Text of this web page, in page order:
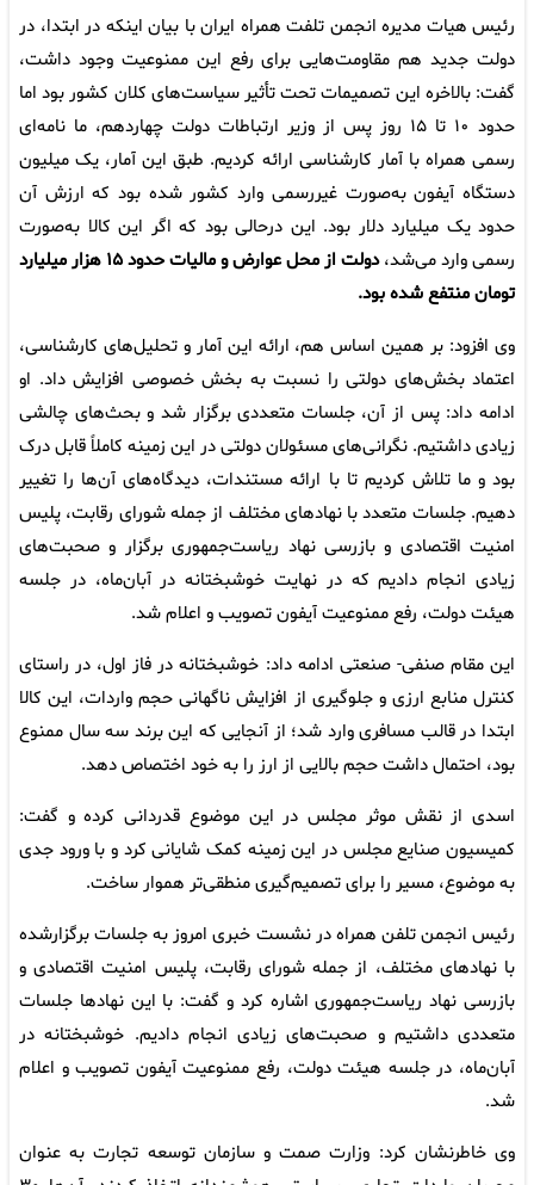
رئیس هیات مدیره انجمن تلفت همراه ایران با بیان اینکه در ابتدا، در
دولت جدید هم مقاومت‌هایی برای رفع این ممنوعیت وجود داشت،
گفت: بالاخره این تصمیمات تحت تأثیر سیاست‌های کلان کشور بود اما
حدود ۱۰ تا ۱۵ روز پس از وزیر ارتباطات دولت چهاردهم، ما نامه‌ای
رسمی همراه با آمار کارشناسی ارائه کردیم. طبق این آمار، یک میلیون
دستگاه آیفون به‌صورت غیررسمی وارد کشور شده بود که ارزش آن
حدود یک میلیارد دلار بود. این درحالی بود که اگر این کالا به‌صورت
رسمی وارد می‌شد،
دولت از محل عوارض و مالیات حدود ۱۵ هزار میلیارد
تومان منتفع شده بود.
وی افزود: بر همین اساس هم، ارائه این آمار و تحلیل‌های کارشناسی،
اعتماد بخش‌های دولتی را نسبت به بخش خصوصی افزایش داد. او
ادامه داد: پس از آن، جلسات متعددی برگزار شد و بحث‌های چالشی
زیادی داشتیم. نگرانی‌های مسئولان دولتی در این زمینه کاملاً قابل درک
بود و ما تلاش کردیم تا با ارائه مستندات، دیدگاه‌های آن‌ها را تغییر
دهیم. جلسات متعدد با نهادهای مختلف از جمله شورای رقابت، پلیس
امنیت اقتصادی و بازرسی نهاد ریاست‌جمهوری برگزار و صحبت‌های
زیادی انجام دادیم که در نهایت خوشبختانه در آبان‌ماه، در جلسه
هیئت دولت، رفع ممنوعیت آیفون تصویب و اعلام شد.
این مقام صنفی- صنعتی ادامه داد: خوشبختانه در فاز اول، در راستای
کنترل منابع ارزی و جلوگیری از افزایش ناگهانی حجم واردات، این کالا
ابتدا در قالب مسافری وارد شد؛ از آنجایی که این برند سه سال ممنوع
بود، احتمال داشت حجم بالایی از ارز را به خود اختصاص دهد.
اسدی از نقش موثر مجلس در این موضوع قدردانی کرده و گفت:
کمیسیون صنایع مجلس در این زمینه کمک شایانی کرد و با ورود جدی
به موضوع، مسیر را برای تصمیم‌گیری منطقی‌تر هموار ساخت.
رئیس انجمن تلفن همراه در نشست خبری امروز به جلسات برگزارشده
با نهادهای مختلف، از جمله شورای رقابت، پلیس امنیت اقتصادی و
بازرسی نهاد ریاست‌جمهوری اشاره کرد و گفت: با این نهادها جلسات
متعددی داشتیم و صحبت‌های زیادی انجام دادیم. خوشبختانه در
آبان‌ماه، در جلسه هیئت دولت، رفع ممنوعیت آیفون تصویب و اعلام
شد.
وی خاطرنشان کرد: وزارت صمت و سازمان توسعه تجارت به عنوان